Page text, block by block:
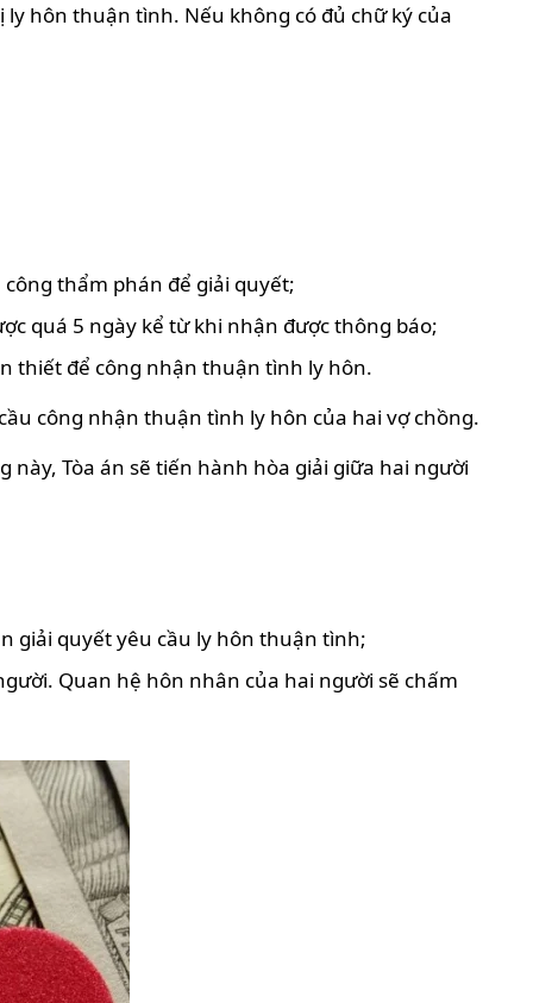
hôn thuận tình. Nếu không có đủ chữ ký của
thẩm phán để giải quyết;
quá 5 ngày kể từ khi nhận được thông báo;
thiết để công nhận thuận tình ly hôn.
công nhận thuận tình ly hôn của hai vợ chồng.
Tòa án sẽ tiến hành hòa giải giữa hai người
giải quyết yêu cầu ly hôn thuận tình;
Quan hệ hôn nhân của hai người sẽ chấm